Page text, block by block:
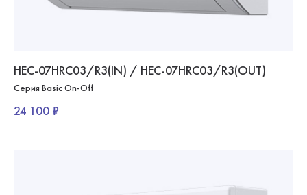
HEC-07HRC03/R3(IN) / HEC-07HRC03/R3(OUT)
Серия Basic On-Off
24 100 ₽